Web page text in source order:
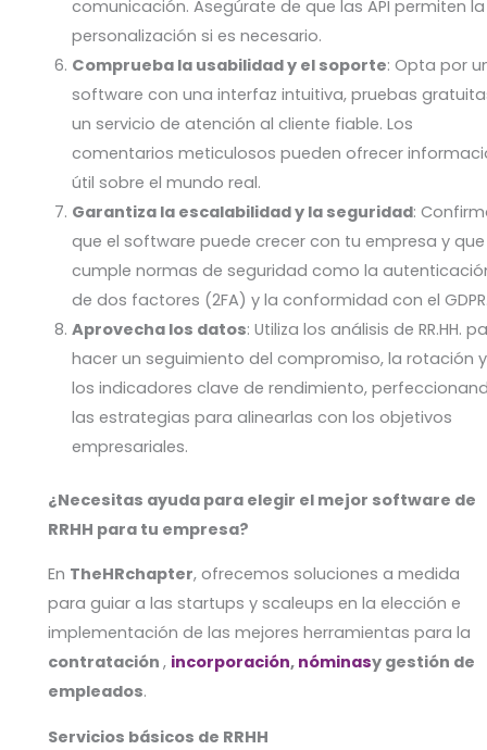
comunicación. Asegúrate de que las API permiten la
personalización si es necesario.
Comprueba la usabilidad y el soporte: Opta por
software con una interfaz intuitiva, pruebas
un servicio de atención al cliente fiable. Los
comentarios meticulosos pueden ofrecer
útil sobre el mundo real.
Garantiza la escalabilidad y la seguridad:
que el software puede crecer con tu empresa y que
cumple normas de seguridad como la
de dos factores (2FA) y la conformidad con el
Aprovecha los datos: Utiliza los análisis de RR.HH.
hacer un seguimiento del compromiso, la rotación y
los indicadores clave de rendimiento,
las estrategias para alinearlas con los objetivos
empresariales.
¿Necesitas ayuda para elegir el mejor software de
RRHH para tu empresa?
En TheHRchapter, ofrecemos soluciones a medida
para guiar a las startups y scaleups en la elección e
implementación de las mejores herramientas para la
contratación, incorporación, nóminasy gestión de
empleados.
Servicios básicos de RRHH